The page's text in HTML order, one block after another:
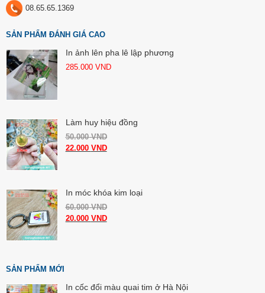
08.65.65.1369
SẢN PHẨM ĐÁNH GIÁ CAO
In ảnh lên pha lê lập phương
285.000 VND
Làm huy hiệu đồng
50.000VND
22.000 VND
In móc khóa kim loại
60.000VND
20.000 VND
SẢN PHẨM MỚI
In cốc đổi màu quai tim ở Hà Nội